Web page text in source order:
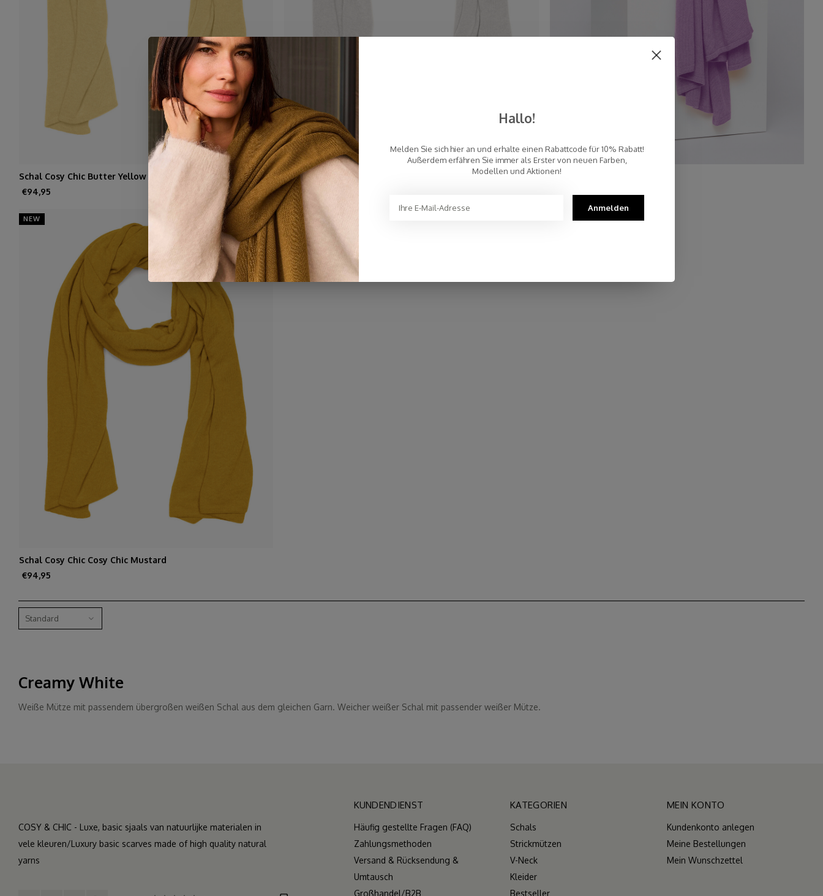
Schal Cosy Chic Butter Yellow
€94,95
Schal Cosy Chic Cosy Chic Cloud Dancer
€94,95
Schal Cosy Chic Violet
NEW
Schal Cosy Chic Cosy Chic Mustard
€94,95
Standard
Creamy White
Weiße Mütze mit passendem übergroßen weißen Schal aus dem gleichen Garn. Weicher weißer Schal mit passender weißer Mütze.
COSY & CHIC - Luxe, basic sjaals van natuurlijke materialen in
vele kleuren/Luxury basic scarves made of high quality natural
yarns
KUNDENDIENST
Häufig gestellte Fragen (FAQ)
Zahlungsmethoden
Versand & Rücksendung &
Umtausch
Großhandel/B2B
KATEGORIEN
Schals
Strickmützen
V-Neck
Kleider
Bestseller
MEIN KONTO
Kundenkonto anlegen
Meine Bestellungen
Mein Wunschzettel
Hallo!
Melden Sie sich hier an und erhalte einen Rabattcode für 10% Rabatt!
Außerdem erfähren Sie immer als Erster von neuen Farben,
Modellen und Aktionen!
Anmelden